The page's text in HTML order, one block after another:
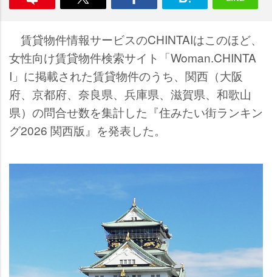
賃貸物件情報サービスのCHINTAIはこのほど、
女性向け賃貸物件検索サイト「Woman.CHINTA
I」に掲載された賃貸物件のうち、関西（大阪
府、京都府、奈良県、兵庫県、滋賀県、和歌山
県）の問合せ数を集計した『住みたい街ランキン
グ2026 関西版』を発表した。